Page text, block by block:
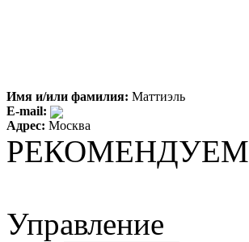
Имя и/или фамилия: Маттиэль
E-mail:
Адрес: Москва
РЕКОМЕНДУЕМ
Управление